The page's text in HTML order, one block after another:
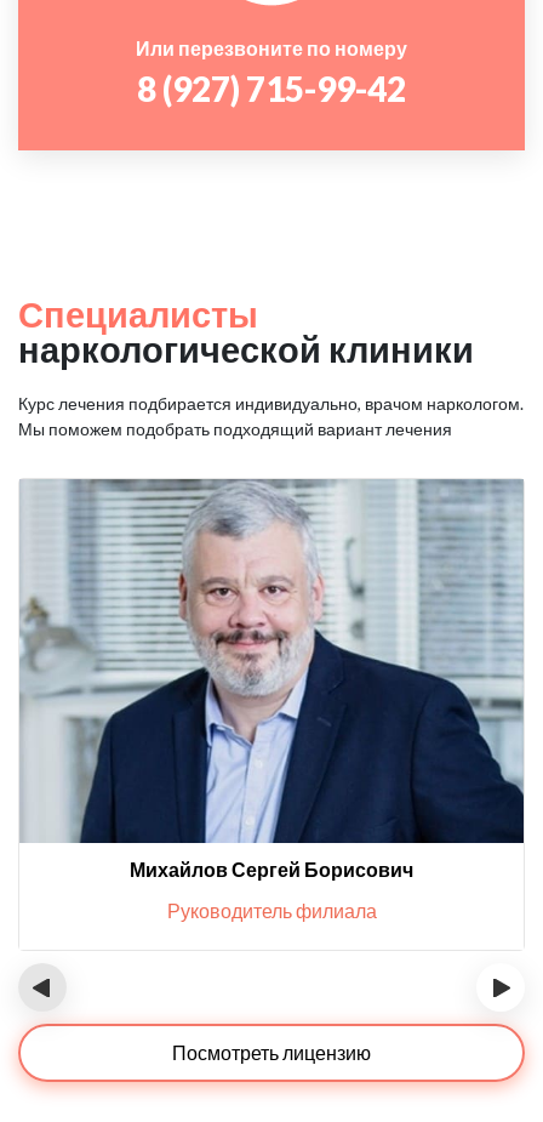
Или перезвоните по номеру
8 (927) 715-99-42
Специалисты
наркологической клиники
Курс лечения подбирается индивидуально, врачом наркологом.
Мы поможем подобрать подходящий вариант лечения
Михайлов Сергей Борисович
Руководитель филиала
‹ ›
Посмотреть лицензию